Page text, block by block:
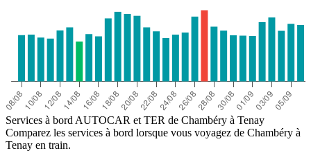
Services à bord AUTOCAR et TER de Chambéry à Tenay
Comparez les services à bord lorsque vous voyagez de Chambéry à
Tenay en train.